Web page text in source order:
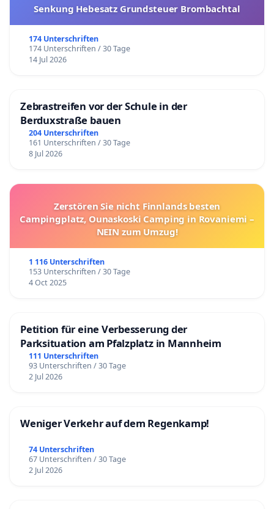
Senkung Hebesatz Grundsteuer Brombachtal
174 Unterschriften
174 Unterschriften / 30 Tage
14 Jul 2026
Zebrastreifen vor der Schule in der
Berduxstraße bauen
204 Unterschriften
161 Unterschriften / 30 Tage
8 Jul 2026
Zerstören Sie nicht Finnlands besten
Campingplatz, Ounaskoski Camping in Rovaniemi –
NEIN zum Umzug!
1 116 Unterschriften
153 Unterschriften / 30 Tage
4 Oct 2025
Petition für eine Verbesserung der
Parksituation am Pfalzplatz in Mannheim
111 Unterschriften
93 Unterschriften / 30 Tage
2 Jul 2026
Weniger Verkehr auf dem Regenkamp!
74 Unterschriften
67 Unterschriften / 30 Tage
2 Jul 2026